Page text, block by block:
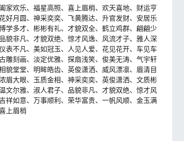
家欢乐、福星高照、喜上眉梢、欢天喜地、财运亨
好月圆、神采奕奕、飞黄腾达、升官发财、安居乐
学多才、彬彬有礼、才貌双全、鹤立鸡群、翩翩少
貌非凡、才貌双绝、惊才风逸、风流才子、雅人深
表不凡、美如冠玉、人见人爱、花见花开、车见车
雕刻画、淡定优雅、探扇浅笑、俊美无涛、气宇轩
貌堂堂、明眸皓齿、英俊潇洒、威风漂凛、眉清目
眉大眼、玉质金相、神采奕奕、英俊潇洒、文质彬
文尔雅、淑人君子、品貌非凡、才貌双绝、惊才风
祥如意、万事顺利、荣华富贵、一帆风顺、金玉满
上眉梢